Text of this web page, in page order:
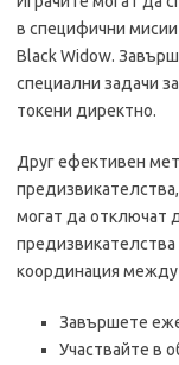
в специфични
Black Widow.
специални задачи
токени директно.
Друг ефективен
могат да отключат
предизвикателства
координация между
Завършете
Участвайте в